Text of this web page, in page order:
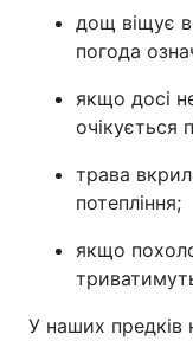
дощ віщує
погода
якщо досі
очікується
трава
потепління;
якщо
У наших предків